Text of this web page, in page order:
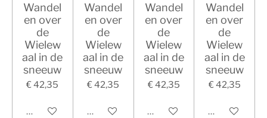
Wandel
en over
de
Wielew
aal in de
sneeuw
€ 42,35
In winkelwagen
Wandel
en over
de
Wielew
aal in de
sneeuw
€ 42,35
In winkelwagen
Wandel
en over
de
Wielew
aal in de
sneeuw
€ 42,35
In winkelwagen
Wandel
en over
de
Wielew
aal in de
sneeuw
€ 42,35
In